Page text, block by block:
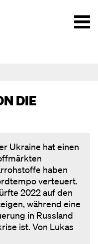
DIE
Ukraine hat einen
haben
verteuert.
2022 auf den
während eine
in Russland
ist. Von Lukas